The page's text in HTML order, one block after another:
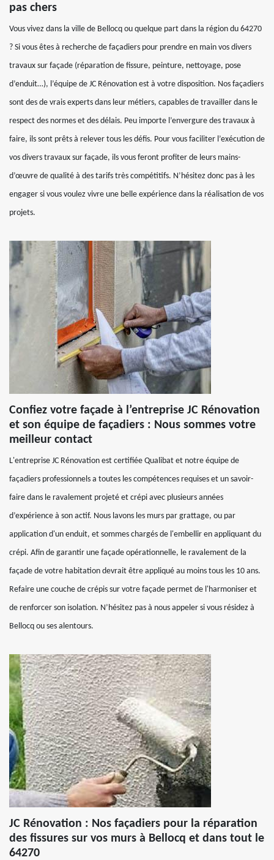
pas chers
Vous vivez dans la ville de Bellocq ou quelque part dans la région du 64270
? Si vous êtes à recherche de façadiers pour prendre en main vos divers
travaux sur façade (réparation de fissure, peinture, nettoyage, pose
d’enduit…), l’équipe de JC Rénovation est à votre disposition. Nos façadiers
sont des de vrais experts dans leur métiers, capables de travailler dans le
respect des normes et des délais. Peu importe l’envergure des travaux à
faire, ils sont prêts à relever tous les défis. Pour vous faciliter l’exécution de
vos divers travaux sur façade, ils vous feront profiter de leurs mains-
d’œuvre de qualité à des tarifs très compétitifs. N’hésitez donc pas à les
engager si vous voulez vivre une belle expérience dans la réalisation de vos
projets.
Confiez votre façade à l’entreprise JC Rénovation
et son équipe de façadiers : Nous sommes votre
meilleur contact
L'entreprise JC Rénovation est certifiée Qualibat et notre équipe de
façadiers professionnels a toutes les compétences requises et un savoir-
faire dans le ravalement projeté et crépi avec plusieurs années
d’expérience à son actif. Nous lavons les murs par grattage, ou par
application d'un enduit, et sommes chargés de l'embellir en appliquant du
crépi. Afin de garantir une façade opérationnelle, le ravalement de la
façade de votre habitation devrait être appliqué au moins tous les 10 ans.
Refaire une couche de crépis sur votre façade permet de l'harmoniser et
de renforcer son isolation. N’hésitez pas à nous appeler si vous résidez à
Bellocq ou ses alentours.
JC Rénovation : Nos façadiers pour la réparation
des fissures sur vos murs à Bellocq et dans tout le
64270